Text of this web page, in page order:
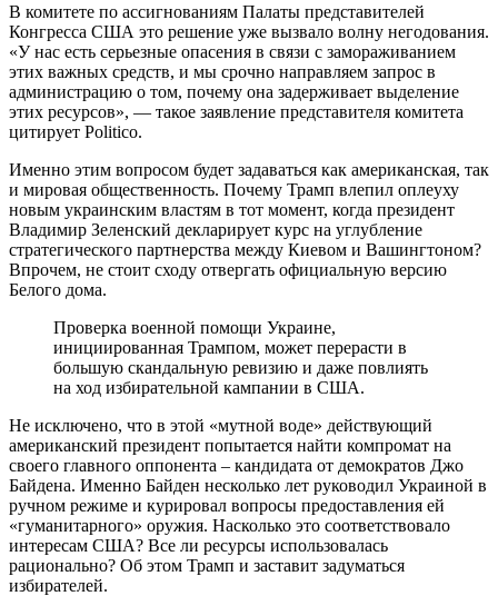
В комитете по ассигнованиям Палаты представителей
Конгресса США это решение уже вызвало волну негодования.
«У нас есть серьезные опасения в связи с замораживанием
этих важных средств, и мы срочно направляем запрос в
администрацию о том, почему она задерживает выделение
этих ресурсов», — такое заявление представителя комитета
цитирует Politico.
Именно этим вопросом будет задаваться как американская, так
и мировая общественность. Почему Трамп влепил оплеуху
новым украинским властям в тот момент, когда президент
Владимир Зеленский декларирует курс на углубление
стратегического партнерства между Киевом и Вашингтоном?
Впрочем, не стоит сходу отвергать официальную версию
Белого дома.
Проверка военной помощи Украине,
инициированная Трампом, может перерасти в
большую скандальную ревизию и даже повлиять
на ход избирательной кампании в США.
Не исключено, что в этой «мутной воде» действующий
американский президент попытается найти компромат на
своего главного оппонента – кандидата от демократов Джо
Байдена. Именно Байден несколько лет руководил Украиной в
ручном режиме и курировал вопросы предоставления ей
«гуманитарного» оружия. Насколько это соответствовало
интересам США? Все ли ресурсы использовалась
рационально? Об этом Трамп и заставит задуматься
избирателей.